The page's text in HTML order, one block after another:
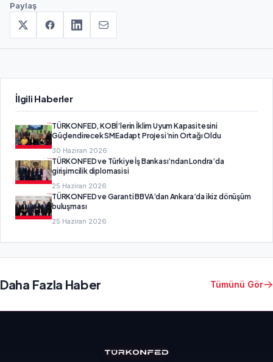
Paylaş
İlgili Haberler
TÜRKONFED, KOBİ’lerin İklim Uyum Kapasitesini
Güçlendirecek SMEadapt Projesi’nin Ortağı Oldu
30 Haziran 2026
TÜRKONFED ve Türkiye İş Bankası’ndan Londra’da
girişimcilik diplomasisi
25 Haziran 2026
TÜRKONFED ve Garanti BBVA’dan Ankara’da ikiz dönüşüm
buluşması
25 Haziran 2026
Daha Fazla Haber Tümünü Gör